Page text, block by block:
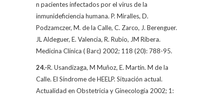
n pacientes infectados por el virus de la
inmunideficiencia humana. P. Miralles, D.
Podzamczer, M. de la Calle, C. Zarco, J. Berenguer.
JL Aldeguer, E. Valencia, R. Rubio, JM Ribera.
Medicina Clínica ( Barc) 2002; 118 (20): 788-95.
24.-R. Usandizaga, M Muñoz, E. Martín. M de la
Calle. El Síndrome de HEELP. Situación actual.
Actualidad en Obstetricia y Ginecología 2002; 1: